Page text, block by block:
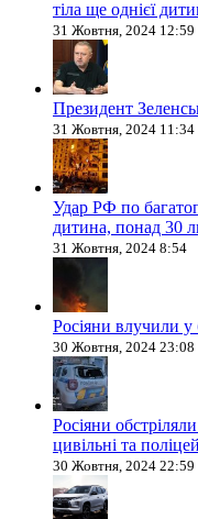
тіла ще однієї
31 Жовтня, 2024 12:59
Президент
31 Жовтня, 2024 11:34
Удар РФ по
дитина, понад 30
31 Жовтня, 2024 8:54
Росіяни влучили у
30 Жовтня, 2024 23:08
Росіяни
цивільні та
30 Жовтня, 2024 22:59